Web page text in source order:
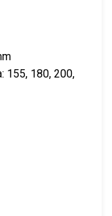
155, 180, 200,